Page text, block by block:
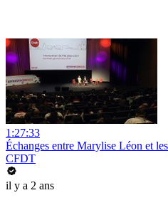
1:27:33
Échanges entre Marylise Léon et
CFDT
il y a 2 ans